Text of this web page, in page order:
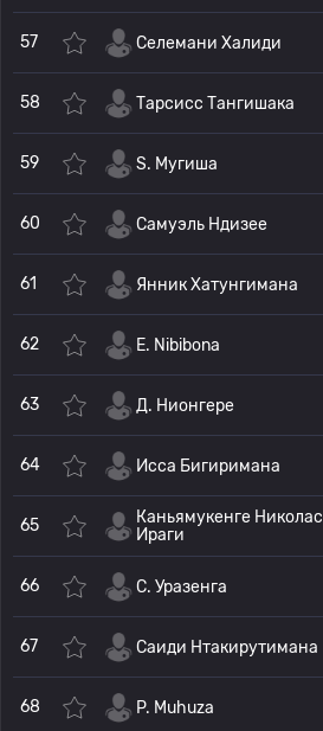
57 Селемани Халиди
58 Тарсисс Тангишака
59 S. Мугиша
60 Самуэль Ндизее
61 Янник Хатунгимана
62 E. Nibibona
63 Д. Нионгере
64 Исса Бигиримана
65
Каньямукенге Николас
Ираги
66 C. Уразенга
67 Саиди Нтакирутимана
68 P. Muhuza